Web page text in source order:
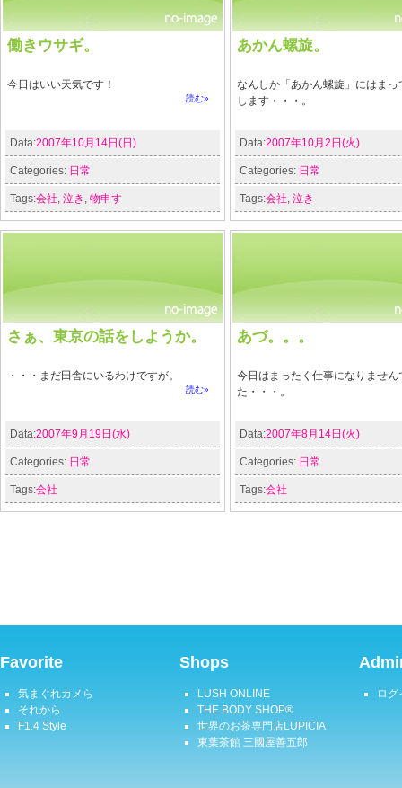
働きウサギ。
今日はいい天気です！
読む»
Data:2007年10月14日(日)
Categories: 日常
Tags:会社, 泣き , 物申す
あかん螺旋。
なんしか「あかん螺旋」にはまっ
します・・・。
Data:2007年10月2日(火)
Categories: 日常
Tags:会社, 泣き
さぁ、東京の話をしようか。
・・・まだ田舎にいるわけですが。
読む»
Data:2007年9月19日(水)
Categories: 日常
Tags:会社
あづ。。。
今日はまったく仕事になりません
た・・・。
Data:2007年8月14日(火)
Categories: 日常
Tags:会社
Favorite
気まぐれカメら
それから
F1.4 Style
Shops
LUSH ONLINE
THE BODY SHOP®
世界のお茶専門店LUPICIA
東葉茶館 三國屋善五郎
ログ